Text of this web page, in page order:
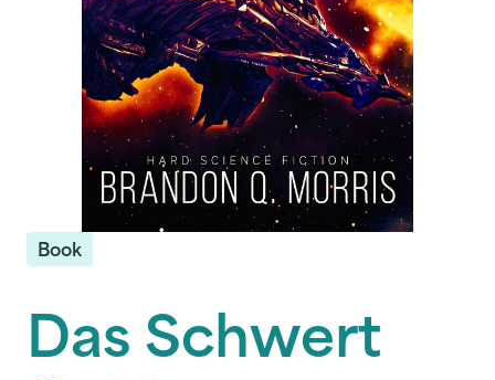
Book
Das Schwert